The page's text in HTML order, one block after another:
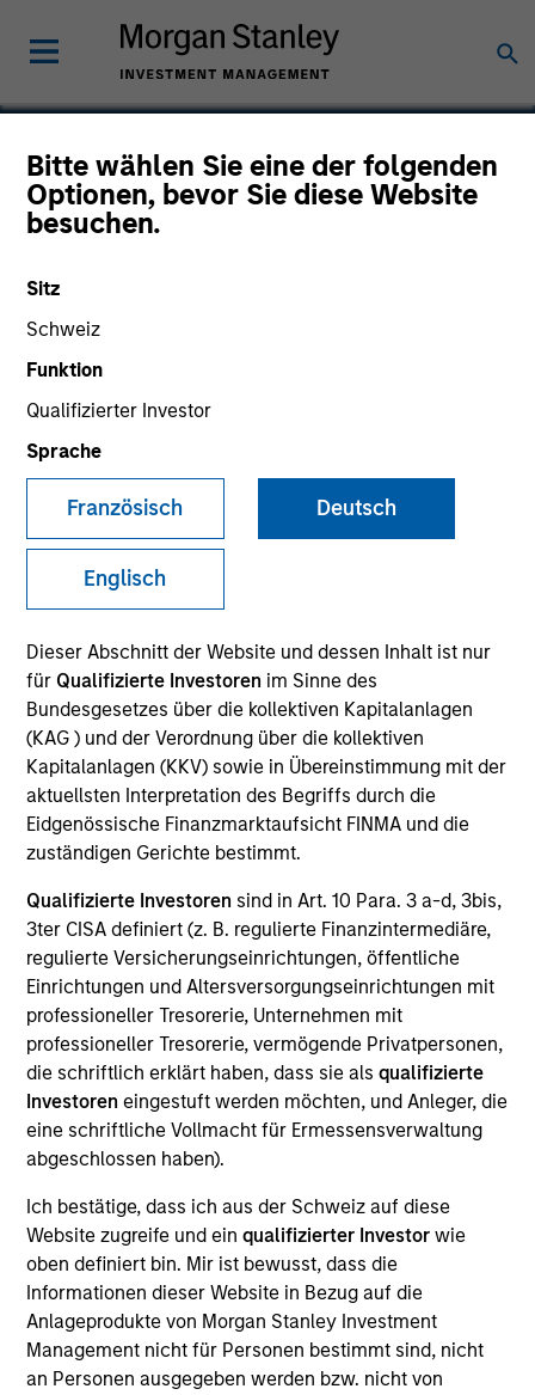
Bitte wählen Sie eine der folgenden
Optionen, bevor Sie diese Website
besuchen.
Sitz
Schweiz
Funktion
Qualifizierter Investor
Sprache
Französisch Deutsch
Englisch
Dieser Abschnitt der Website und dessen Inhalt ist nur
für Qualifizierte Investoren im Sinne des
Bundesgesetzes über die kollektiven Kapitalanlagen
(KAG ) und der Verordnung über die kollektiven
Kapitalanlagen (KKV) sowie in Übereinstimmung mit der
aktuellsten Interpretation des Begriffs durch die
Eidgenössische Finanzmarktaufsicht FINMA und die
zuständigen Gerichte bestimmt.
Qualifizierte Investoren sind in Art. 10 Para. 3 a-d, 3bis,
3ter CISA definiert (z. B. regulierte Finanzintermediäre,
regulierte Versicherungseinrichtungen, öffentliche
Einrichtungen und Altersversorgungseinrichtungen mit
professioneller Tresorerie, Unternehmen mit
professioneller Tresorerie, vermögende Privatpersonen,
die schriftlich erklärt haben, dass sie alsqualifizierte
Investoren eingestuft werden möchten, und Anleger, die
eine schriftliche Vollmacht für Ermessensverwaltung
abgeschlossen haben).
Ich bestätige, dass ich aus der Schweiz auf diese
Website zugreife und ein qualifizierter Investor wie
oben definiert bin. Mir ist bewusst, dass die
Informationen dieser Website in Bezug auf die
Anlageprodukte von Morgan Stanley Investment
Management nicht für Personen bestimmt sind, nicht
an Personen ausgegeben werden bzw. nicht von
XRI Blue
Energy
COUNTRY
United States
Invested on
Aug 2016
Transaction Type
Founder Recapitalization
XRI is a leading water resource management
company in the Permian Basin of West Texas and
Southeast New Mexico engaged in the sourcing,
production, transportation, storage and sale of
water for use in the oil and gas exploration and
production industry.
View Site
Board Membership